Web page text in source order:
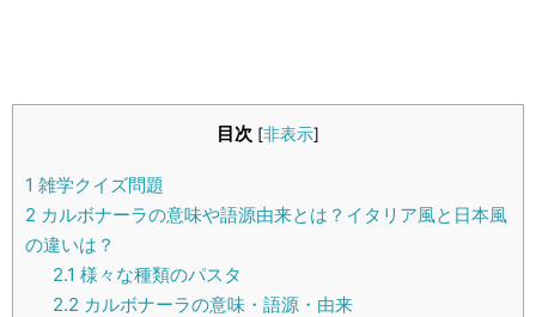
目次 [非表示]
1 雑学クイズ問題
2 カルボナーラの意味や語源由来とは？イタリア風と日本風
の違いは？
2.1 様々な種類のパスタ
2.2 カルボナーラの意味・語源・由来